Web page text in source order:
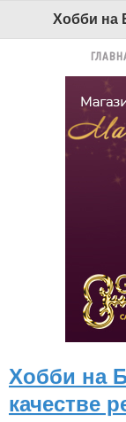
Хобби на
качестве